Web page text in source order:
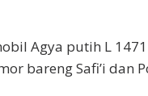
Agya putih L
bareng Safi’i dan